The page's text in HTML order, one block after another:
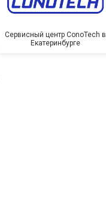
Сервисный центр ConoTech в
Екатеринбурге